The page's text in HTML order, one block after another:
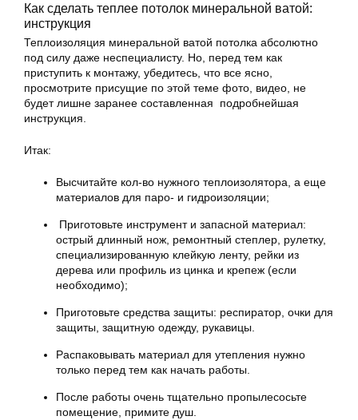
Как сделать теплее потолок минеральной ватой:
инструкция
Теплоизоляция минеральной ватой потолка абсолютно
под силу даже неспециалисту. Но, перед тем как
приступить к монтажу, убедитесь, что все ясно,
просмотрите присущие по этой теме фото, видео, не
будет лишне заранее составленная подробнейшая
инструкция.
Итак:
Высчитайте кол-во нужного теплоизолятора, а еще
материалов для паро- и гидроизоляции;
Приготовьте инструмент и запасной материал:
острый длинный нож, ремонтный степлер, рулетку,
специализированную клейкую ленту, рейки из
дерева или профиль из цинка и крепеж (если
необходимо);
Приготовьте средства защиты: респиратор, очки для
защиты, защитную одежду, рукавицы.
Распаковывать материал для утепления нужно
только перед тем как начать работы.
После работы очень тщательно пропылесосьте
помещение, примите душ.